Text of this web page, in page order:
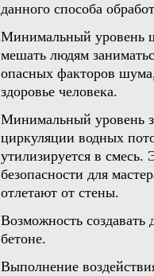
данного способа
Минимальный уровень
мешать людям
опасных факторов
здоровье человека.
Минимальный уровень
циркуляции водных
утилизируется в смесь.
безопасности для
отлетают от стены.
Возможность
бетоне.
Выполнение